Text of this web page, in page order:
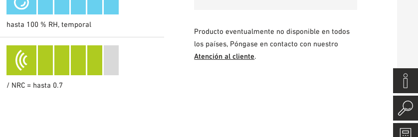
hasta 100 % RH, temporal
/ NRC = hasta 0.7
Producto eventualmente no disponible en todos
los países, Póngase en contacto con nuestro
Atención al cliente.